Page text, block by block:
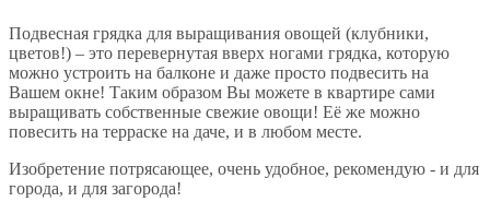
Подвесная грядка для выращивания овощей (клубники,
цветов!) – это перевернутая вверх ногами грядка, которую
можно устроить на балконе и даже просто подвесить на
Вашем окне! Таким образом Вы можете в квартире сами
выращивать собственные свежие овощи! Её же можно
повесить на терраске на даче, и в любом месте.
Изобретение потрясающее, очень удобное, рекомендую - и для
города, и для загорода!